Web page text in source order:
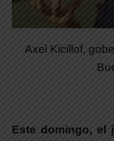
Axel Kicillof,
Este domingo, el